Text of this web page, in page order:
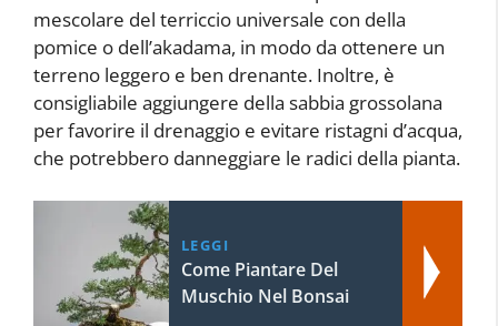
mescolare del terriccio universale con della
pomice o dell’akadama, in modo da ottenere un
terreno leggero e ben drenante. Inoltre, è
consigliabile aggiungere della sabbia grossolana
per favorire il drenaggio e evitare ristagni d’acqua,
che potrebbero danneggiare le radici della pianta.
LEGGI
Come Piantare Del
Muschio Nel Bonsai